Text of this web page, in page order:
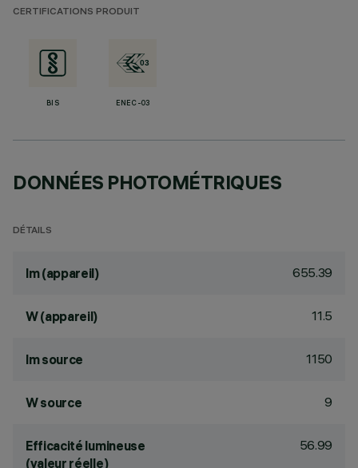
CERTIFICATIONS PRODUIT
BIS ENEC-03
DONNÉES PHOTOMÉTRIQUES
DÉTAILS
lm (appareil) 655.39
W (appareil) 11.5
lm source 1150
W source 9
Efficacité lumineuse
(valeur réelle)
56.99